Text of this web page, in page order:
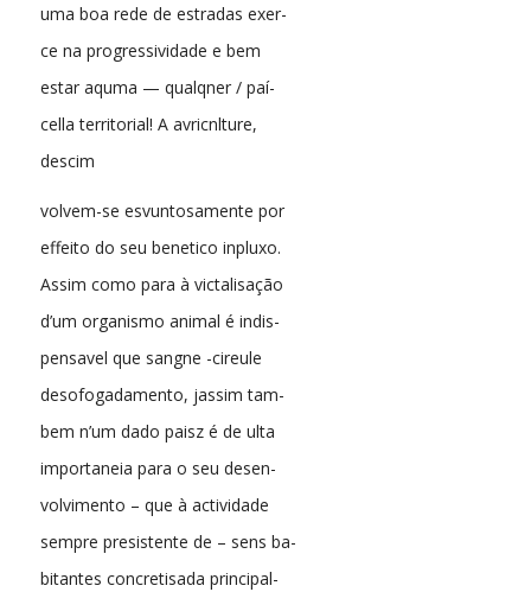
uma boa rede de estradas exer-
ce na progressividade e bem
estar aquma — qualqner / paí-
cella territorial! A avricnlture,
descim
volvem-se esvuntosamente por
effeito do seu benetico inpluxo.
Assim como para à victalisação
d’um organismo animal é indis-
pensavel que sangne -cireule
desofogadamento, jassim tam-
bem n’um dado paisz é de ulta
importaneia para o seu desen-
volvimento – que à actividade
sempre presistente de – sens ba-
bitantes concretisada principal-